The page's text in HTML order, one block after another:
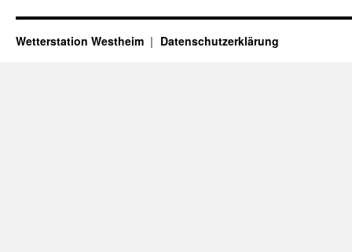
Wetterstation Westheim Datenschutzerklärung